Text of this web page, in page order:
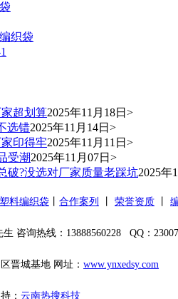
织袋
超划算2025年11月18日>
选错2025年11月14日>
印得牢2025年11月11日>
受潮2025年11月07日>
破?没选对厂家质量老踩坑2025年
塑料编织袋 合作案列 荣誉资质
咨询热线：13888560228 QQ：
晋城基地 网址： www.ynxedsy.com
： 云南热搜科技